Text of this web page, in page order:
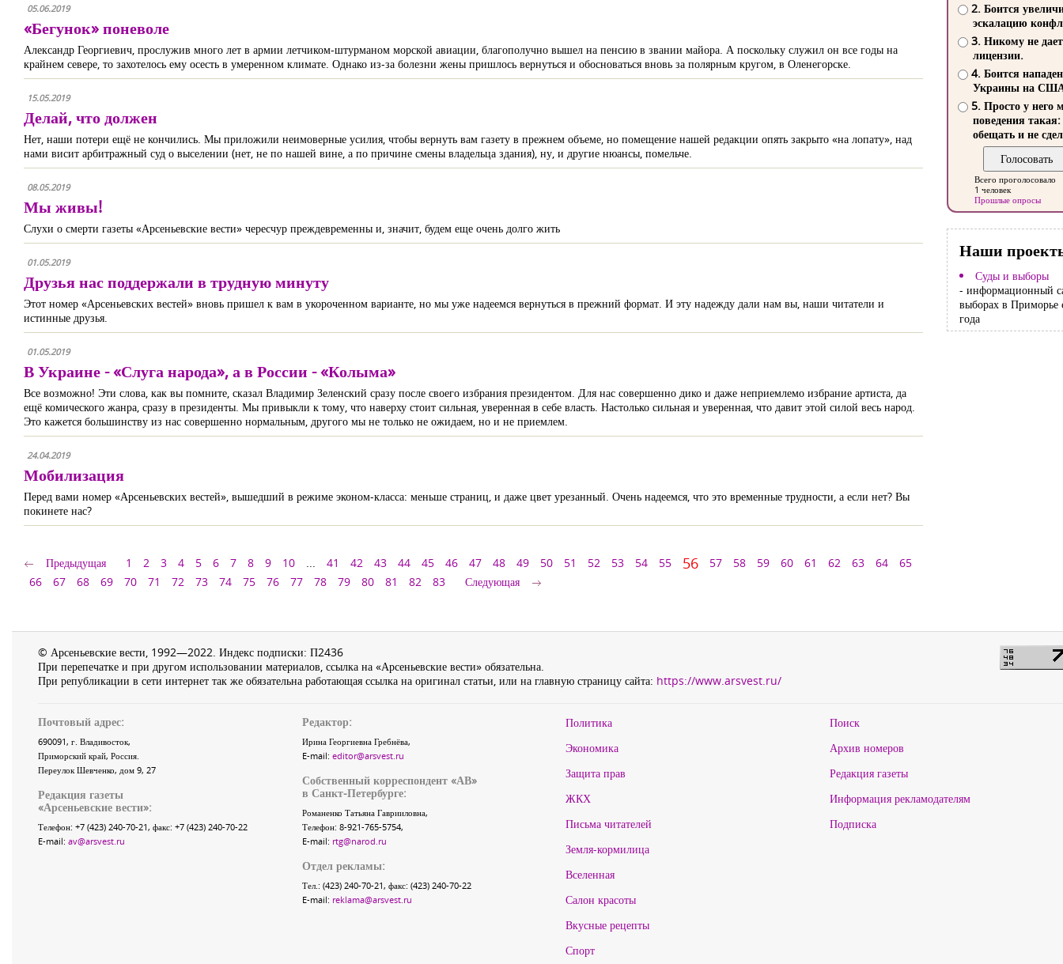
05.06.2019
«Бегунок» поневоле
Александр Георгиевич, прослужив много лет в армии летчиком-штурманом морской авиации, благополучно вышел на пенсию в звании майора. А поскольку служил он все годы на
крайнем севере, то захотелось ему осесть в умеренном климате. Однако из-за болезни жены пришлось вернуться и обосноваться вновь за полярным кругом, в Оленегорске.
15.05.2019
Делай, что должен
Нет, наши потери ещё не кончились. Мы приложили неимоверные усилия, чтобы вернуть вам газету в прежнем объеме, но помещение нашей редакции опять закрыто «на лопату», над
нами висит арбитражный суд о выселении (нет, не по нашей вине, а по причине смены владельца здания), ну, и другие нюансы, помельче.
08.05.2019
Мы живы!
Слухи о смерти газеты «Арсеньевские вести» чересчур преждевременны и, значит, будем еще очень долго жить
01.05.2019
Друзья нас поддержали в трудную минуту
Этот номер «Арсеньевских вестей» вновь пришел к вам в укороченном варианте, но мы уже надеемся вернуться в прежний формат. И эту надежду дали нам вы, наши читатели и
истинные друзья.
01.05.2019
В Украине - «Слуга народа», а в России - «Колыма»
Все возможно! Эти слова, как вы помните, сказал Владимир Зеленский сразу после своего избрания президентом. Для нас совершенно дико и даже неприемлемо избрание артиста, да
ещё комического жанра, сразу в президенты. Мы привыкли к тому, что наверху стоит сильная, уверенная в себе власть. Настолько сильная и уверенная, что давит этой силой весь народ.
Это кажется большинству из нас совершенно нормальным, другого мы не только не ожидаем, но и не приемлем.
24.04.2019
Мобилизация
Перед вами номер «Арсеньевских вестей», вышедший в режиме эконом-класса: меньше страниц, и даже цвет урезанный. Очень надеемся, что это временные трудности, а если нет? Вы
покинете нас?
Предыдущая 1 2 3 4 5 6 7 8 9 10 ... 41 42 43 44 45 46 47 48 49 50 51 52 53 54 55 56 57 58 59 60 61 62 63 64
65
66
67 68 69 70 71 72 73 74 75 76 77 78 79 80 81 82 83 Следующая
2. Боится
эскалацию
3. Никому не
лицензии.
4. Боится
Украины на
5. Просто у него
поведения такая:
обещать и не
Всего проголосовало
1 человек
Прошлые опросы
Наши
Суды и выборы
- информационный
выборах в Приморье
года
© Арсеньевские вести, 1992—2022. Индекс подписки: П2436
При перепечатке и при другом использовании материалов, ссылка на «Арсеньевские вести» обязательна.
При републикации в сети интернет так же обязательна работающая ссылка на оригинал статьи, или на главную страницу сайта: https://www.arsvest.ru/
Почтовый адрес:
690091, г. Владивосток,
Приморский край, Россия.
Переулок Шевченко, дом 9, 27
Редакция газеты
«Арсеньевские вести»:
Телефон: +7 (423) 240-70-21, факс: +7 (423) 240-70-22
E-mail: av@arsvest.ru
Редактор:
Ирина Георгиевна Гребнёва,
E-mail: editor@arsvest.ru
Собственный корреспондент «АВ»
в Санкт-Петербурге:
Романенко Татьяна Гаврииловна,
Телефон: 8-921-765-5754,
E-mail: rtg@narod.ru
Отдел рекламы:
Тел.: (423) 240-70-21, факс: (423) 240-70-22
E-mail: reklama@arsvest.ru
Политика
Экономика
Защита прав
ЖКХ
Письма читателей
Земля-кормилица
Вселенная
Салон красоты
Вкусные рецепты
Спорт
Поиск
Архив номеров
Редакция газеты
Информация рекламодателям
Подписка